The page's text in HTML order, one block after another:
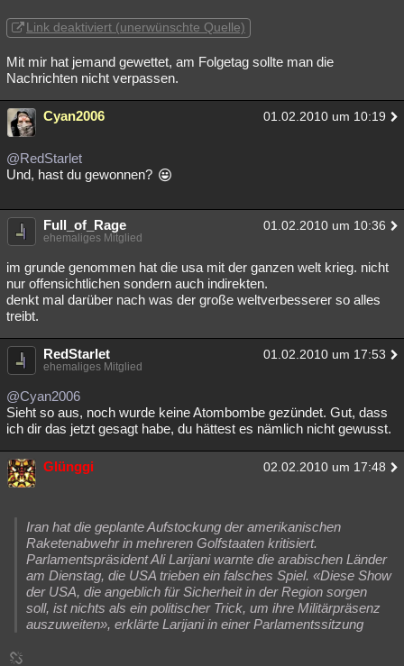
Link deaktiviert (unerwünschte Quelle)
Mit mir hat jemand gewettet, am Folgetag sollte man die
Nachrichten nicht verpassen.
Cyan2006 01.02.2010 um 10:19
@RedStarlet
Und, hast du gewonnen?
Full_of_Rage 01.02.2010 um 10:36
ehemaliges Mitglied
im grunde genommen hat die usa mit der ganzen welt krieg. nicht
nur offensichtlichen sondern auch indirekten.
denkt mal darüber nach was der große weltverbesserer so alles
treibt.
RedStarlet 01.02.2010 um 17:53
ehemaliges Mitglied
@Cyan2006
Sieht so aus, noch wurde keine Atombombe gezündet. Gut, dass
ich dir das jetzt gesagt habe, du hättest es nämlich nicht gewusst.
Glünggi 02.02.2010 um 17:48
Iran hat die geplante Aufstockung der amerikanischen
Raketenabwehr in mehreren Golfstaaten kritisiert.
Parlamentspräsident Ali Larijani warnte die arabischen Länder
am Dienstag, die USA trieben ein falsches Spiel. «Diese Show
der USA, die angeblich für Sicherheit in der Region sorgen
soll, ist nichts als ein politischer Trick, um ihre Militärpräsenz
auszuweiten», erklärte Larijani in einer Parlamentssitzung